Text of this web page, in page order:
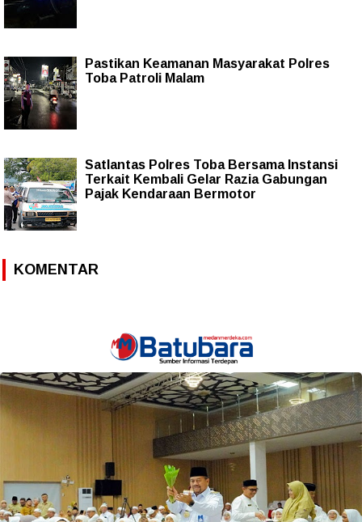
Pastikan Keamanan Masyarakat Polres
Toba Patroli Malam
Satlantas Polres Toba Bersama Instansi
Terkait Kembali Gelar Razia Gabungan
Pajak Kendaraan Bermotor
KOMENTAR